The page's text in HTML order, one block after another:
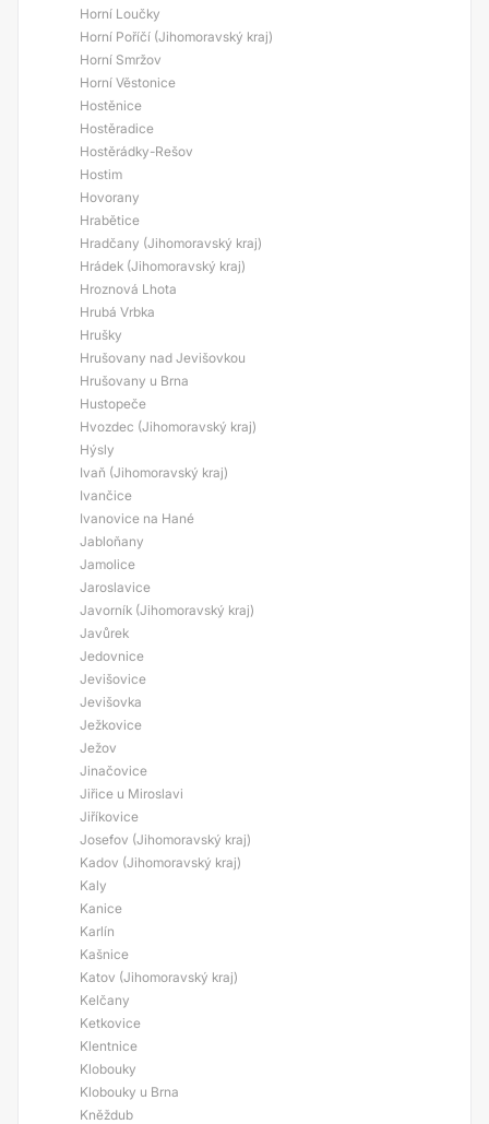
Horní Loučky
Horní Poříčí (Jihomoravský kraj)
Horní Smržov
Horní Věstonice
Hostěnice
Hostěradice
Hostěrádky-Rešov
Hostim
Hovorany
Hrabětice
Hradčany (Jihomoravský kraj)
Hrádek (Jihomoravský kraj)
Hroznová Lhota
Hrubá Vrbka
Hrušky
Hrušovany nad Jevišovkou
Hrušovany u Brna
Hustopeče
Hvozdec (Jihomoravský kraj)
Hýsly
Ivaň (Jihomoravský kraj)
Ivančice
Ivanovice na Hané
Jabloňany
Jamolice
Jaroslavice
Javorník (Jihomoravský kraj)
Javůrek
Jedovnice
Jevišovice
Jevišovka
Ježkovice
Ježov
Jinačovice
Jiřice u Miroslavi
Jiříkovice
Josefov (Jihomoravský kraj)
Kadov (Jihomoravský kraj)
Kaly
Kanice
Karlín
Kašnice
Katov (Jihomoravský kraj)
Kelčany
Ketkovice
Klentnice
Klobouky
Klobouky u Brna
Kněždub